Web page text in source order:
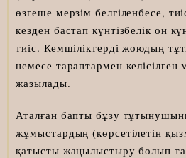
өзгеше мерзім белгіленбесе,
кезден бастап күнтізбелік он
тиіс. Кемшіліктерді жоюдың
немесе тараптармен келісілген
жазылады.
Аталған бапты бұзу
жұмыстардың (көрсетілетін
қатысты жаңылыстыру болып